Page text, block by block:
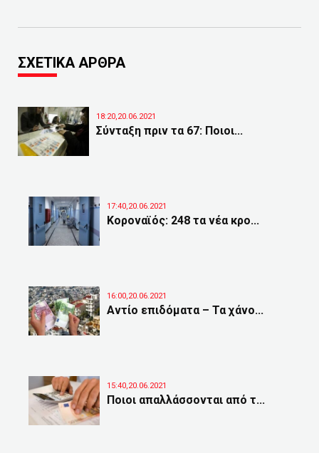
ΣΧΕΤΙΚΑ ΑΡΘΡΑ
18:20,20.06.2021
Σύνταξη πριν τα 67: Ποιοι...
17:40,20.06.2021
Κοροναϊός: 248 τα νέα κρο...
16:00,20.06.2021
Αντίο επιδόματα – Τα χάνο...
15:40,20.06.2021
Ποιοι απαλλάσσονται από τ...